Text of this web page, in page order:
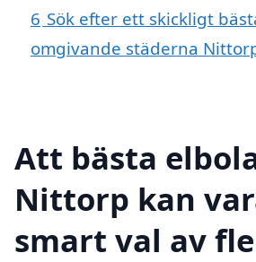
6 Sök efter ett skickligt
omgivande städerna
Att bästa
Nittorp kan
smart val av